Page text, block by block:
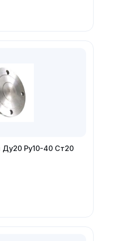
Ду20 Ру10-40 Ст20